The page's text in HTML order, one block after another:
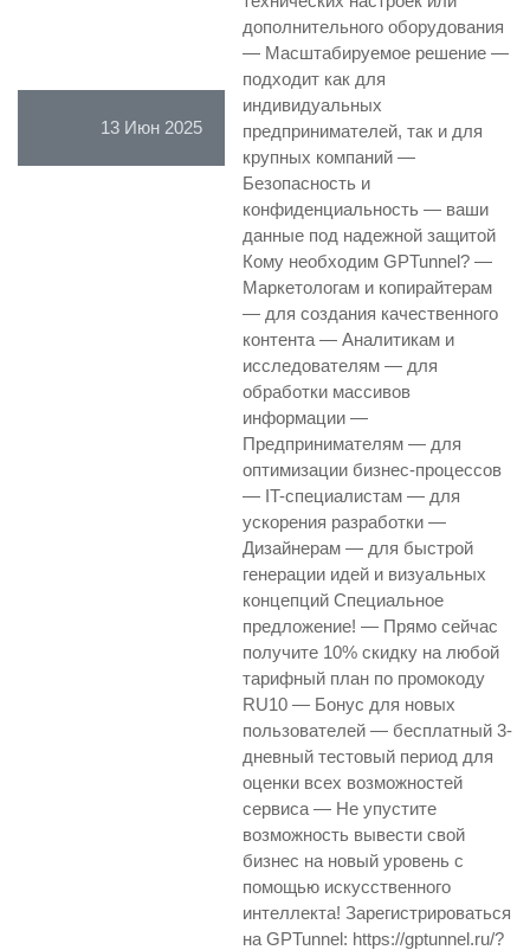
13 Июн 2025
дополнительного оборудования
— Масштабируемое решение —
подходит как для
индивидуальных
предпринимателей, так и для
крупных компаний —
Безопасность и
конфиденциальность — ваши
данные под надежной защитой
Кому необходим GPTunnel? —
Маркетологам и копирайтерам
— для создания качественного
контента — Аналитикам и
исследователям — для
обработки массивов
информации —
Предпринимателям — для
оптимизации бизнес-процессов
— IT-специалистам — для
ускорения разработки —
Дизайнерам — для быстрой
генерации идей и визуальных
концепций Специальное
предложение! — Прямо сейчас
получите 10% скидку на любой
тарифный план по промокоду
RU10 — Бонус для новых
пользователей — бесплатный 3-
дневный тестовый период для
оценки всех возможностей
сервиса — Не упустите
возможность вывести свой
бизнес на новый уровень с
помощью искусственного
интеллекта! Зарегистрироваться
на GPTunnel: https://gptunnel.ru/?